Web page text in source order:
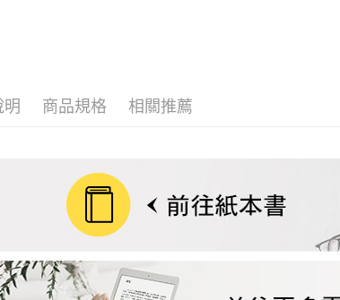
明 商品規格 相關推薦